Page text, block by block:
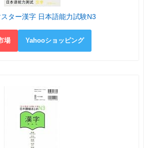
ター漢字 日本語能力試験N3
場 Yahooショッピング